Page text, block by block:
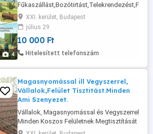
4
XXI. kerület, Budapest
július 29
10 000 Ft
Hitelesített telefonszám
Magasnyomással ill Vegyszerrel,
Vállalok,Felület Tísztitást.Minden
Ami Szenyezet.
Vállalok, Magasnyomással és Vegyszerrel
Minden Koszos Felületnek Megtisztítását
Azonnali Munka Kezdéssel. Épületek